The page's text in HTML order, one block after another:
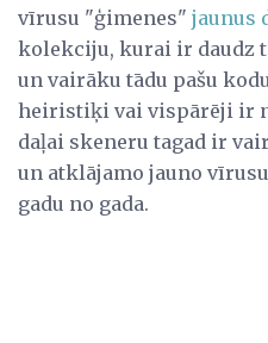
vīrusu "ģimenes" jaunus
kolekciju, kurai ir daudz
un vairāku tādu pašu
heiristiķi vai vispārēji ir
daļai skeneru tagad ir
un atklājamo jauno
gadu no gada.